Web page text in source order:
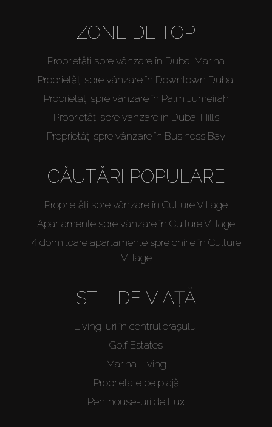
ZONE DE TOP
Proprietăți spre vânzare în Dubai Marina
Proprietăți spre vânzare în Downtown Dubai
Proprietăți spre vânzare în Palm Jumeirah
Proprietăți spre vânzare în Dubai Hills
Proprietăți spre vânzare în Business Bay
CĂUTĂRI POPULARE
Proprietăți spre vânzare în Culture Village
Apartamente spre vânzare în Culture Village
4 dormitoare apartamente spre chirie în Culture
Village
STIL DE VIAȚĂ
Living-uri în centrul orașului
Golf Estates
Marina Living
Proprietate pe plajă
Penthouse-uri de Lux